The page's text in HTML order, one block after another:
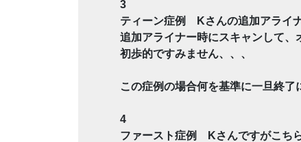
3
ティーン症例 Kさんの追加アライ
追加アライナー時にスキャンして、
初歩的ですみません、、、
この症例の場合何を基準に一旦終了
4
ファースト症例 Kさんですがこち